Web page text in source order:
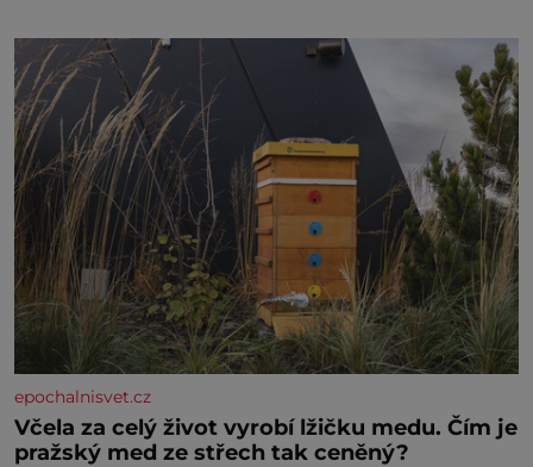
máme vnoučata, mi dcera čím dál častěji volá o
pomoc, co se hlídání týče. Dalo by se
epochalnisvet.cz
Včela za celý život vyrobí lžičku medu. Čím je
pražský med ze střech tak ceněný?